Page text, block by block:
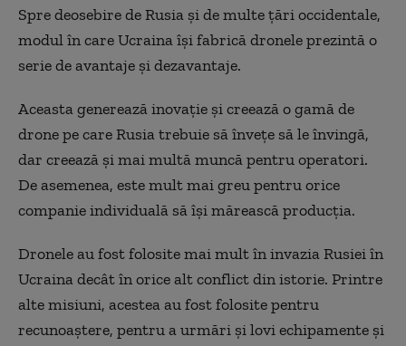
Spre deosebire de Rusia și de multe țări occidentale,
modul în care Ucraina își fabrică dronele prezintă o
serie de avantaje și dezavantaje.
Aceasta generează inovație și creează o gamă de
drone pe care Rusia trebuie să învețe să le învingă,
dar creează și mai multă muncă pentru operatori.
De asemenea, este mult mai greu pentru orice
companie individuală să își mărească producția.
Dronele au fost folosite mai mult în invazia Rusiei în
Ucraina decât în orice alt conflict din istorie. Printre
alte misiuni, acestea au fost folosite pentru
recunoaștere, pentru a urmări și lovi echipamente și